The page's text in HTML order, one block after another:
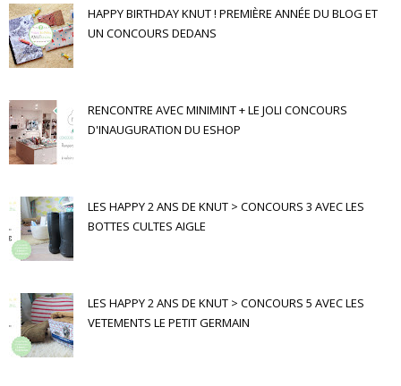
HAPPY BIRTHDAY KNUT ! PREMIÈRE ANNÉE DU BLOG ET
UN CONCOURS DEDANS
RENCONTRE AVEC MINIMINT + LE JOLI CONCOURS
D'INAUGURATION DU ESHOP
LES HAPPY 2 ANS DE KNUT > CONCOURS 3 AVEC LES
BOTTES CULTES AIGLE
LES HAPPY 2 ANS DE KNUT > CONCOURS 5 AVEC LES
VETEMENTS LE PETIT GERMAIN